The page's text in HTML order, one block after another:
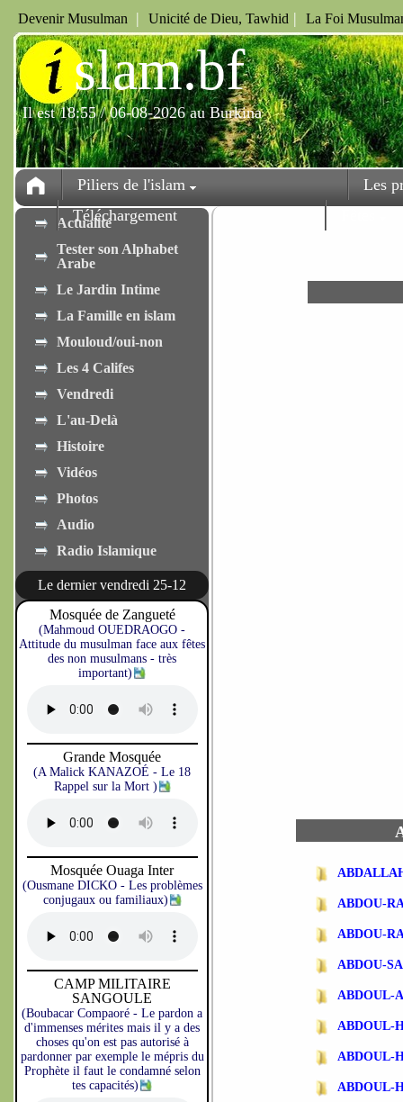
Devenir Musulman | Unicité de Dieu, Tawhid | La Foi
islam.bf
Il est 18:55 / 06-08-2026 au Burkina
Piliers de l'islam
Les
Téléchargement
Actualité
Tester son Alphabet
Arabe
Le Jardin Intime
La Famille en islam
Mouloud/oui-non
Les 4 Califes
Vendredi
L'au-Delà
Histoire
Vidéos
Photos
Audio
Radio Islamique
Le dernier vendredi 25-12
Mosquée de Zangueté
(Mahmoud OUEDRAOGO -
Attitude du musulman face aux fêtes
des non musulmans - très
important)
Grande Mosquée
(A Malick KANAZOÉ - Le 18
Rappel sur la Mort )
Mosquée Ouaga Inter
(Ousmane DICKO - Les problèmes
conjugaux ou familiaux)
CAMP MILITAIRE
SANGOULE
(Boubacar Compaoré - Le pardon a
d'immenses mérites mais il y a des
choses qu'on est pas autorisé à
pardonner par exemple le mépris du
Prophète il faut le condamné selon
tes capacités)
ABDOU-
ABDOU-
ABDOU-
ABDOUL-
ABDOUL-
ABDOUL-
ABDOUL-